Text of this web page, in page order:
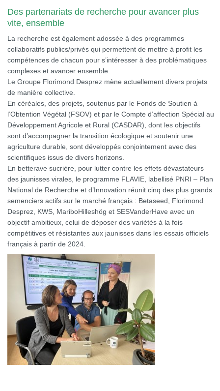
Des partenariats de recherche pour avancer plus
vite, ensemble
La recherche est également adossée à des programmes
collaboratifs publics/privés qui permettent de mettre à profit les
compétences de chacun pour s’intéresser à des problématiques
complexes et avancer ensemble.
Le Groupe Florimond Desprez mène actuellement divers projets
de manière collective.
En céréales, des projets, soutenus par le Fonds de Soutien à
l’Obtention Végétal (FSOV) et par le Compte d’affection Spécial au
Développement Agricole et Rural (CASDAR), dont les objectifs
sont d’accompagner la transition écologique et soutenir une
agriculture durable, sont développés conjointement avec des
scientifiques issus de divers horizons.
En betterave sucrière, pour lutter contre les effets dévastateurs
des jaunisses virales, le programme FLAVIE, labellisé PNRI – Plan
National de Recherche et d’Innovation réunit cinq des plus grands
semenciers actifs sur le marché français : Betaseed, Florimond
Desprez, KWS, MariboHilleshög et SESVanderHave avec un
objectif ambitieux, celui de déposer des variétés à la fois
compétitives et résistantes aux jaunisses dans les essais officiels
français à partir de 2024.